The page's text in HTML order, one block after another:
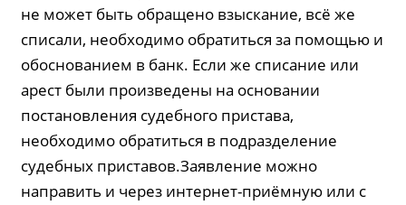
не может быть обращено взыскание, всё же
списали, необходимо обратиться за помощью и
обоснованием в банк. Если же списание или
арест были произведены на основании
постановления судебного пристава,
необходимо обратиться в подразделение
судебных приставов.Заявление можно
направить и через интернет-приёмную или с